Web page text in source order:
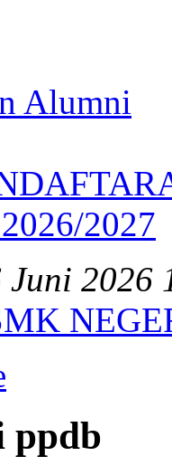
Alumni
2027
Juni
ppdb